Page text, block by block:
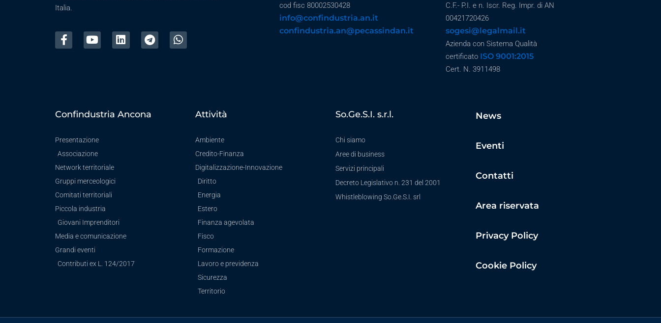
Italia.
cod fisc 80002530428
info@confindustria.an.it
confindustria.an@pecassindan.it
C.F.- P.I. e n. Iscr. Reg. Impr. di AN
00421720426
sogesi@legalmail.it
Azienda con Sistema Qualità
certificato ISO 9001:2015
Cert. N. 3911498
Confindustria Ancona
Presentazione
Associazione
Network territoriale
Gruppi merceologici
Comitati territoriali
Piccola industria
Giovani Imprenditori
Media e comunicazione
Grandi eventi
Contributi ex L. 124/2017
Attività
Ambiente
Credito-Finanza
Digitalizzazione-Innovazione
Diritto
Energia
Estero
Finanza agevolata
Fisco
Formazione
Lavoro e previdenza
Sicurezza
Territorio
So.Ge.S.I. s.r.l.
Chi siamo
Aree di business
Servizi principali
Decreto Legislativo n. 231 del 2001
Whistleblowing So.Ge.S.I. srl
News
Eventi
Contatti
Area riservata
Privacy Policy
Cookie Policy